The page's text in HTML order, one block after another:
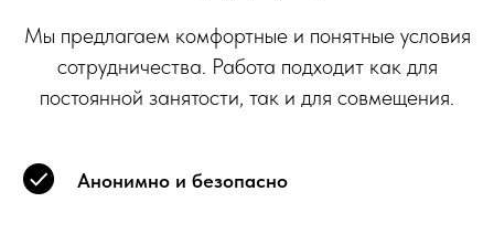
Мы предлагаем комфортные и понятные условия
сотрудничества. Работа подходит как для
постоянной занятости, так и для совмещения.
Анонимно и безопасно